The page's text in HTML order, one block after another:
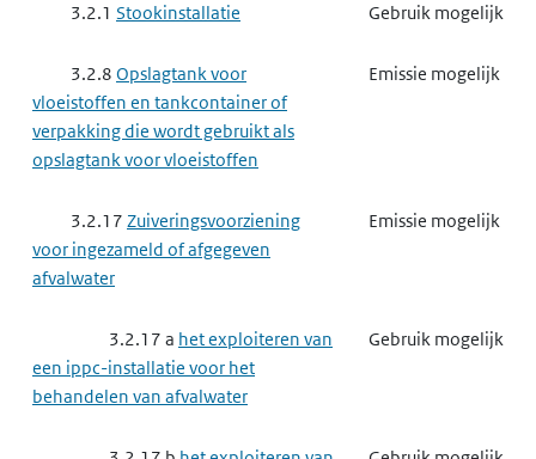
3.2.1 Stookinstallatie Gebruik mogelijk
3.2.8 Opslagtank voor
vloeistoffen en tankcontainer of
verpakking die wordt gebruikt als
opslagtank voor vloeistoffen
Emissie mogelijk
3.2.17 Zuiveringsvoorziening
voor ingezameld of afgegeven
afvalwater
Emissie mogelijk
3.2.17 a het exploiteren van
een ippc-installatie voor het
behandelen van afvalwater
Gebruik mogelijk